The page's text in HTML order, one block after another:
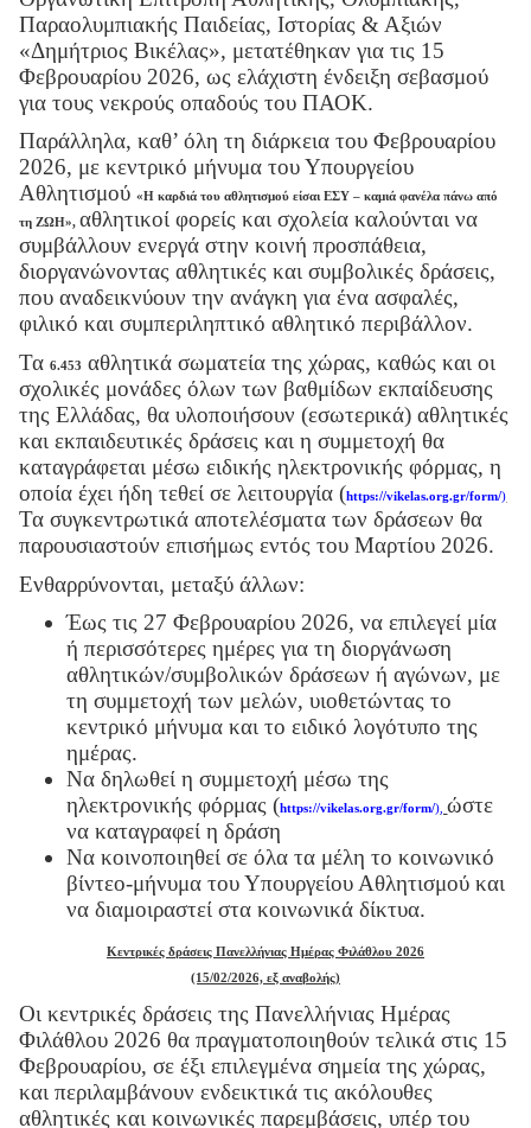
Παραολυμπιακής Παιδείας, Ιστορίας & Αξιών
«Δημήτριος Βικέλας», μετατέθηκαν για τις 15
Φεβρουαρίου 2026, ως ελάχιστη ένδειξη σεβασμού
για τους νεκρούς οπαδούς του ΠΑΟΚ.
Παράλληλα, καθ’ όλη τη διάρκεια του Φεβρουαρίου
2026, με κεντρικό μήνυμα του Υπουργείου
Αθλητισμού«Η καρδιά του αθλητισμού είσαι ΕΣΥ – καμιά φανέλα πάνω από
τη ΖΩΗ»,αθλητικοί φορείς και σχολεία καλούνται να
συμβάλλουν ενεργά στην κοινή προσπάθεια,
διοργανώνοντας αθλητικές και συμβολικές δράσεις,
που αναδεικνύουν την ανάγκη για ένα ασφαλές,
φιλικό και συμπεριληπτικό αθλητικό περιβάλλον.
Τα6.453 αθλητικά σωματεία της χώρας, καθώς και οι
σχολικές μονάδες όλων των βαθμίδων εκπαίδευσης
της Ελλάδας, θα υλοποιήσουν (εσωτερικά) αθλητικές
και εκπαιδευτικές δράσεις και η συμμετοχή θα
καταγράφεται μέσω ειδικής ηλεκτρονικής φόρμας, η
οποία έχει ήδη τεθεί σε λειτουργία (https://vikelas.org.gr/form/)
Τα συγκεντρωτικά αποτελέσματα των δράσεων θα
παρουσιαστούν επισήμως εντός του Μαρτίου 2026.
Ενθαρρύνονται, μεταξύ άλλων:
Έως τις 27 Φεβρουαρίου 2026, να επιλεγεί μία
ή περισσότερες ημέρες για τη διοργάνωση
αθλητικών/συμβολικών δράσεων ή αγώνων, με
τη συμμετοχή των μελών, υιοθετώντας το
κεντρικό μήνυμα και το ειδικό λογότυπο της
ημέρας.
Να δηλωθεί η συμμετοχή μέσω της
ηλεκτρονικής φόρμας (https://vikelas.org.gr/form/) ,ώστε
να καταγραφεί η δράση
Να κοινοποιηθεί σε όλα τα μέλη το κοινωνικό
βίντεο-μήνυμα του Υπουργείου Αθλητισμού και
να διαμοιραστεί στα κοινωνικά δίκτυα.
Κεντρικές δράσεις Πανελλήνιας Ημέρας Φιλάθλου 2026
(15/02/2026, εξ αναβολής)
Οι κεντρικές δράσεις της Πανελλήνιας Ημέρας
Φιλάθλου 2026 θα πραγματοποιηθούν τελικά στις 15
Φεβρουαρίου, σε έξι επιλεγμένα σημεία της χώρας,
και περιλαμβάνουν ενδεικτικά τις ακόλουθες
αθλητικές και κοινωνικές παρεμβάσεις, υπέρ του